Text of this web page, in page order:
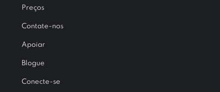
Preços
Contate-nos
Apoiar
Blogue
Conecte-se